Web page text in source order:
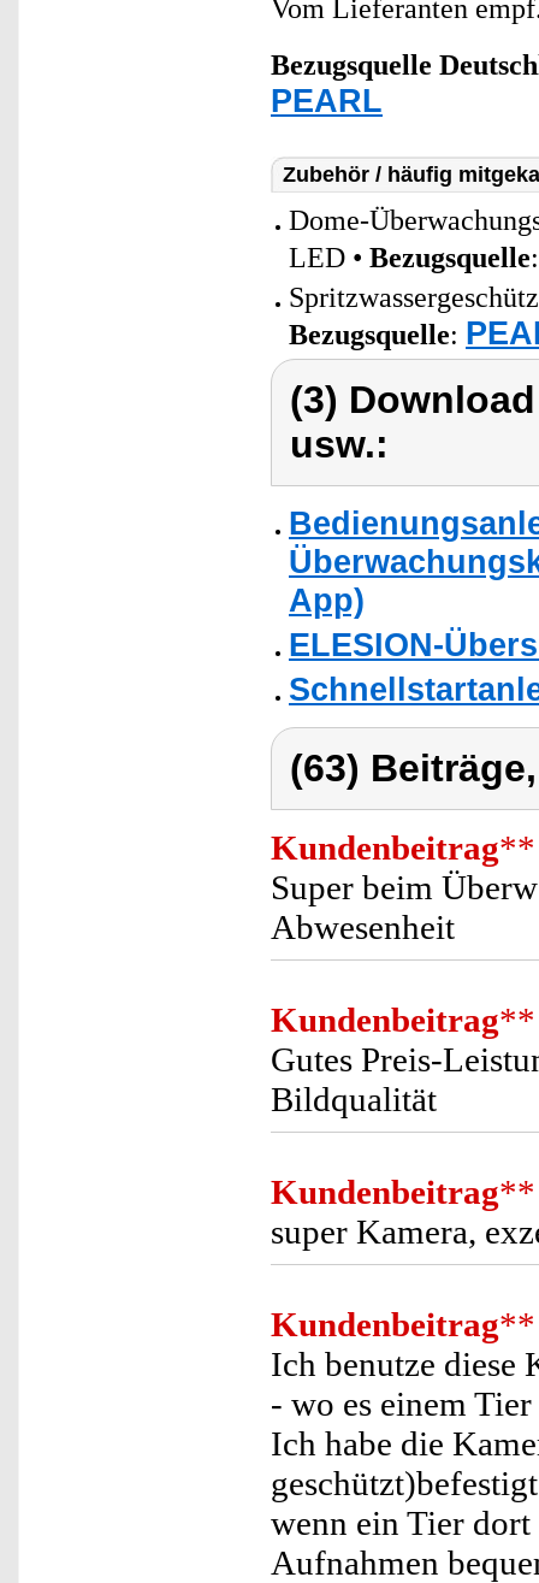
Vom Lieferanten
Bezugsquelle
PEARL
Zubehör / häufig
Dome-
LED • Bezugsquelle
Bezugsquelle:
(3)
usw.:
App)
ELESION-
(63)
Kundenbeitrag**
Super beim
Abwesenheit
Kundenbeitrag**
Gutes Preis-
Bildqualität
Kundenbeitrag**
super Kamera,
Kundenbeitrag**
Ich benutze diese
- wo es einem
Ich habe die
wenn ein Tier
Aufnahmen